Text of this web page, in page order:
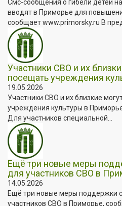
Смс-сообщения о гибели детей
вводят в Приморье для
сообщает www.primorsky.ru В
Участники СВО и их
посещать учреждения
19.05.2026
Участники СВО и их близкие
учреждения культуры в
Для участников специальной...
Ещё три новые меры
для участников СВО в
14.05.2026
Ещё три новые меры поддержки
участников СВО в Приморье,